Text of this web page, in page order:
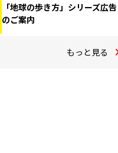
「地球の歩き方」シリーズ広告
のご案内
もっと見る